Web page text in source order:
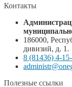
Контакты
186000,
дивизий, д. 1.
8 (81436) 4-
Полезные ссылки